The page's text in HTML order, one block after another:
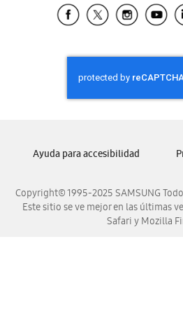
Samsung El
Samsung
Samsung
Samsung
Samsung
Copyright© 1995-2025 SAMSUNG
Este sitio se ve mejor en las últimas
Safari y Mozilla
Ayuda para accesibilidad